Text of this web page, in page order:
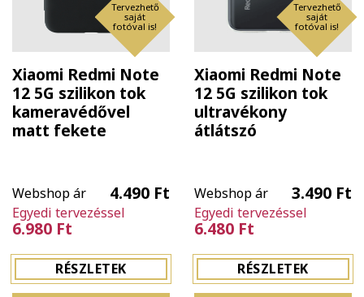
Tervezhető
saját
fotóval is!
Xiaomi Redmi Note
12 5G szilikon tok
kameravédővel
matt fekete
Webshop ár 4.490 Ft
Egyedi tervezéssel
6.980 Ft
RÉSZLETEK
Tervezhető
saját
fotóval is!
Xiaomi Redmi Note
12 5G szilikon tok
ultravékony
átlátszó
Webshop ár 3.490 Ft
Egyedi tervezéssel
6.480 Ft
RÉSZLETEK